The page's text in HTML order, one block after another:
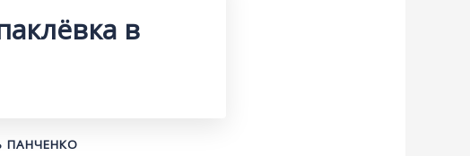
в
ПАНЧЕНКО